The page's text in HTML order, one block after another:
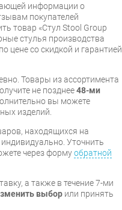
информации о
покупателей
товар «Стул Stool Group
стулья производства
цене со скидкой и гарантией
Товары из ассортимента
не позднее48-ми
вы можете
изделий.
находящихся на
Уточнить
через формуобратной
а также в течение 7-ми
выбор или принять